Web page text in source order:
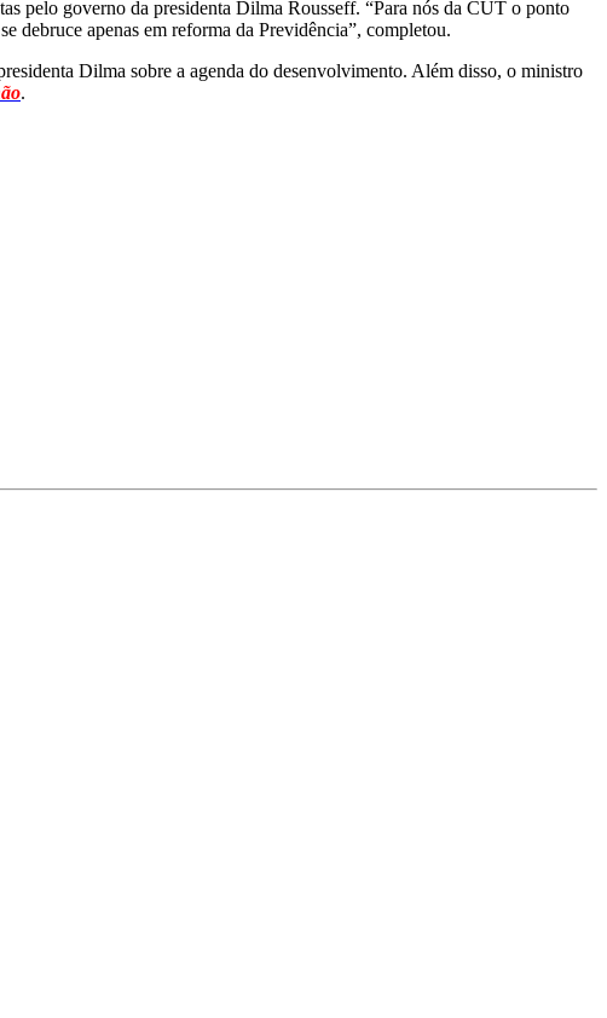
pelo governo da presidenta Dilma Rousseff. “Para nós da CUT o ponto
debruce apenas em reforma da Previdência”, completou.
Dilma sobre a agenda do desenvolvimento. Além disso, o ministro
.